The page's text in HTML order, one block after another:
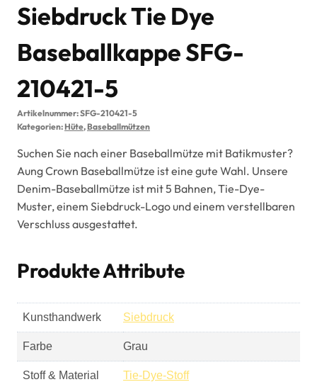
Siebdruck Tie Dye
Baseballkappe SFG-
210421-5
Artikelnummer:SFG-210421-5
Kategorien:Hüte,Baseballmützen
Suchen Sie nach einer Baseballmütze mit Batikmuster?
Aung Crown Baseballmütze ist eine gute Wahl. Unsere
Denim-Baseballmütze ist mit 5 Bahnen, Tie-Dye-
Muster, einem Siebdruck-Logo und einem verstellbaren
Verschluss ausgestattet.
Produkte Attribute
Kunsthandwerk Siebdruck
Farbe Grau
Stoff & Material Tie-Dye-Stoff